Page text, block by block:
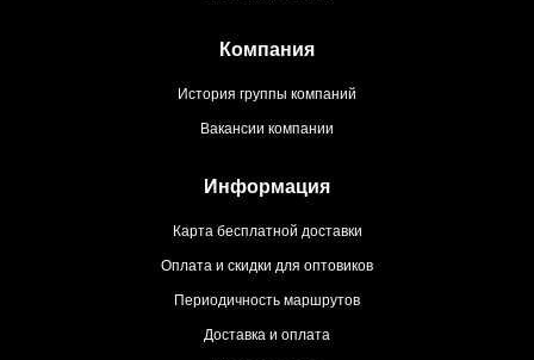
Компания
История группы компаний
Вакансии компании
Информация
Карта бесплатной доставки
Оплата и скидки для оптовиков
Периодичность маршрутов
Доставка и оплата